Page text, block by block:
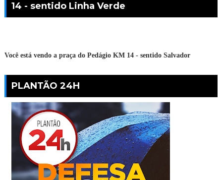
14 - sentido Linha Verde
Você está vendo a praça do Pedágio KM 14 - sentido Salvador
PLANTÃO 24H